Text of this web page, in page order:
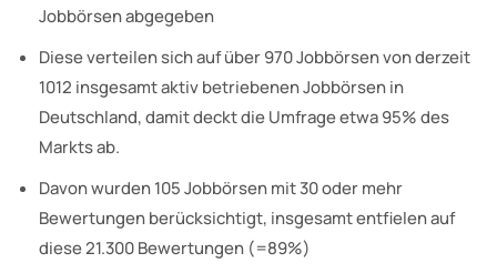
Jobbörsen abgegeben
Diese verteilen sich auf über 970 Jobbörsen von derzeit
1012 insgesamt aktiv betriebenen Jobbörsen in
Deutschland, damit deckt die Umfrage etwa 95% des
Markts ab.
Davon wurden 105 Jobbörsen mit 30 oder mehr
Bewertungen berücksichtigt, insgesamt entfielen auf
diese 21.300 Bewertungen (=89%)